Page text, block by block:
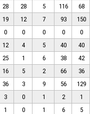
28 28 5 116 68
19 12 7 93 150
0 0 0 0 0
12 4 5 40 40
25 1 6 38 42
16 5 2 66 36
36 3 9 56 129
3 0 1 2 1
1 0 1 6 5